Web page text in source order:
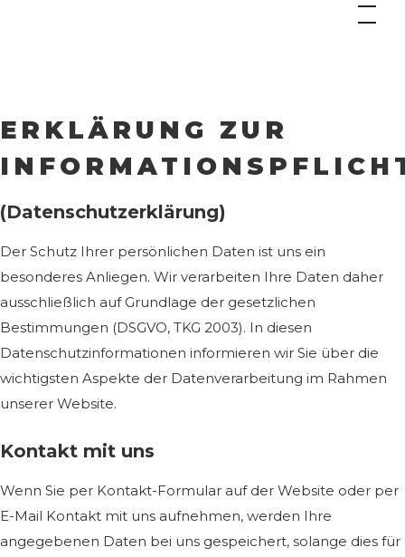
ERKLÄRUNG ZUR
(Datenschutzerklärung)
Der Schutz Ihrer persönlichen Daten ist uns ein
besonderes Anliegen. Wir verarbeiten Ihre Daten daher
ausschließlich auf Grundlage der gesetzlichen
Bestimmungen (DSGVO, TKG 2003). In diesen
Datenschutzinformationen informieren wir Sie über die
wichtigsten Aspekte der Datenverarbeitung im Rahmen
unserer Website.
Kontakt mit uns
Wenn Sie per Kontakt-Formular auf der Website oder per
E-Mail Kontakt mit uns aufnehmen, werden Ihre
angegebenen Daten bei uns gespeichert, solange dies für